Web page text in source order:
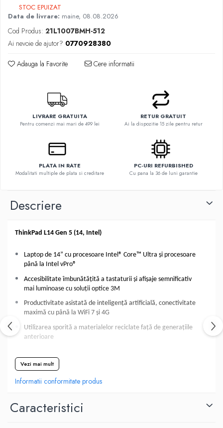
Memorii PC
Procesoare
Placi video
SSD
Surse PC
Ventilatoare carcasa
Componente Renew/Refurbished
Placi VIDEO
PC All-in-One
All-in-One REFURBISHED
Componente All-in-One
Monitoare NOI
Monitoare Renew
Monitoare Second-Hand
Hard Disk-uri SERVER
Cabinete metalice
Carcase server
Procesoare server
STOC EPUIZAT
Data de livrare: maine, 08.08.2026
Cod Produs: 21L1007BMH-512
Ai nevoie de ajutor? 0770928380
Adauga la Favorite Cere informatii
LIVRARE GRATUITA
Pentru comenzi mai mari de 499 lei
RETUR GRATUIT
Ai la dispozitie 15 zile pentru retur
PLATA IN RATE
Modalitati multiple de plata si creditare
PC-URI REFURBISHED
Cu pana la 36 de luni garantie
Descriere
ThinkPad L14 Gen 5 (14, Intel)
Laptop de 14” cu procesoare Intel® Core™ Ultra și procesoare
până la Intel vPro®
Accesibilitate îmbunătățită a tastaturii și afișaje semnificativ
mai luminoase cu soluții optice 3M
Productivitate asistată de inteligență artificială, conectivitate
maximă cu până la WiFi 7 și 4G
Utilizarea sporită a materialelor reciclate față de generațiile
anterioare
Valorificați productivitatea și performanța maxime
Optimizați-vă fluxul de lucru cu laptopul ThinkPad L14 de 14″, echipat
cu procesoare Intel® Core™ Ultra, care funcționează pe tot parcursul
motoarele de inteligență artificială optimizează starea generală de
Vezi mai mult
Informatii conformitate produs
Caracteristici